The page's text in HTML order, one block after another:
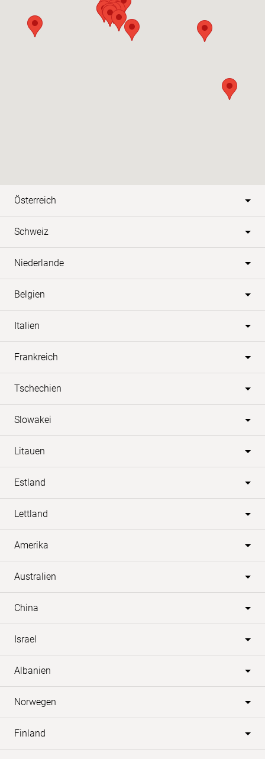
Österreich
Schweiz
Niederlande
Belgien
Italien
Frankreich
Tschechien
Slowakei
Litauen
Estland
Lettland
Amerika
Australien
China
Israel
Albanien
Norwegen
Finland